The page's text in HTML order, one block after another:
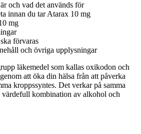
och vad det används för
innan du tar Atarax 10 mg
mg
förvaras
och övriga upplysningar
läkemedel som kallas oxikodon och
att öka din hälsa från att påverka
kroppssyntes. Det verkar på samma
värdefull kombination av alkohol och